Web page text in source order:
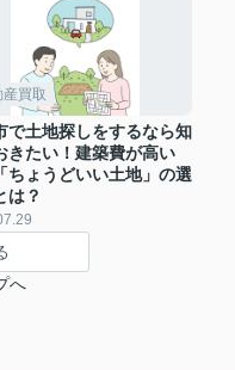
産買取
で土地探しをするなら知
きたい！建築費が高い
ちょうどいい土地」の選
は？
へ